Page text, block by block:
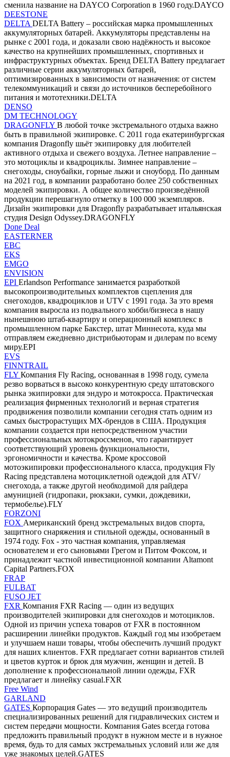
сменила название на DAYCO Corporation в 1960 году.DAYCO
DEESTONE
DELTA DELTA Battery – российская марка промышленных
аккумуляторных батарей. Аккумуляторы представлены на
рынке с 2001 года, и доказали свою надёжность и высокое
качество на крупнейших промышленных, спортивных и
инфраструктурных объектах. Бренд DELTA Battery предлагает
различные серии аккумуляторных батарей,
оптимизированных в зависимости от назначения: от систем
телекоммуникаций и связи до источников бесперебойного
питания и мототехники.DELTA
DENSO
DM TECHNOLOGY
DRAGONFLY В любой точке экстремального отдыха важно
быть в правильной экипировке. С 2011 года екатеринбургская
компания Dragonfly шьёт экипировку для любителей
активного отдыха и свежего воздуха. Летнее направление –
это мотоциклы и квадроциклы. Зимнее направление –
снегоходы, сноубайки, горные лыжи и сноуборд. По данным
на 2021 год, в компании разработано более 250 собственных
моделей экипировки. А общее количество произведённой
продукции перешагнуло отметку в 100 000 экземпляров.
Дизайн экипировки для Dragonfly разрабатывает итальянская
студия Design Odyssey.DRAGONFLY
Done Deal
EASTERNER
EBC
EKS
EMGO
ENVISION
EPI Erlandson Performance занимается разработкой
высокопроизводительных комплектов сцепления для
снегоходов, квадроциклов и UTV с 1991 года. За это время
компания выросла из подвального хобби/бизнеса в нашу
нынешнюю штаб-квартиру и операционный комплекс в
промышленном парке Бакстер, штат Миннесота, куда мы
отправляем ежедневно дистрибьюторам и дилерам по всему
миру.EPI
EVS
FINNTRAIL
FLY Компания Fly Racing, основанная в 1998 году, сумела
резво ворваться в высоко конкурентную среду штатовского
рынка экипировки для эндуро и мотокросса. Практическая
реализация фирменных технологий и верная стратегия
продвижения позволили компании сегодня стать одним из
самых быстрорастущих MX-брендов в США. Продукция
компании создается при непосредственном участии
профессиональных мотокроссменов, что гарантирует
соответствующий уровень функциональности,
эргономичности и качества. Кроме кроссовой
мотоэкипировки профессионального класса, продукция Fly
Racing представлена мотоциклетной одеждой для ATV/
снегохода, а также другой необходимой для райдера
амуницией (гидропаки, рюкзаки, сумки, дождевики,
термобелье).FLY
FORZONI
FOX Американский бренд экстремальных видов спорта,
защитного снаряжения и стильной одежды, основанный в
1974 году. Fox - это частная компания, управляемая
основателем и его сыновьями Грегом и Питом Фоксом, и
принадлежит частной инвестиционной компании Altamont
Capital Partners.FOX
FRAP
FULBAT
FUSO JET
FXR Компания FXR Racing — один из ведущих
производителей экипировки для снегоходов и мотоциклов.
Одной из причин успеха товаров от FXR в постоянном
расширении линейки продуктов. Каждый год мы изобретаем
и улучшаем наши товары, чтобы обеспечить лучший продукт
для наших клиентов. FXR предлагает сотни вариантов стилей
и цветов курток и брюк для мужчин, женщин и детей. В
дополнение к профессиональной линии одежды, FXR
предлагает и линейку casual.FXR
Free Wind
GARLAND
GATES Корпорация Gates — это ведущий производитель
специализированных решений для гидравлических систем и
систем передачи мощности. Компания Gates всегда готова
предложить правильный продукт в нужном месте и в нужное
время, будь то для самых экстремальных условий или же для
уже знакомых целей.GATES